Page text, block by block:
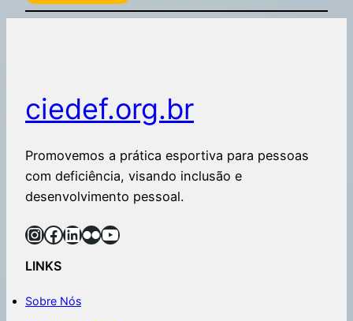
ciedef.org.br
Promovemos a prática esportiva para pessoas
com deficiência, visando inclusão e
desenvolvimento pessoal.
LINKS
Sobre Nós